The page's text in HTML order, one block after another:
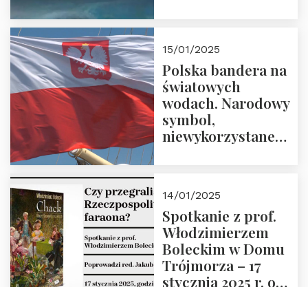
Prowadzi prof.
Zbigniew
Stawrowski
15/01/2025
Polska bandera na
światowych
wodach. Narodowy
symbol,
niewykorzystane
14/01/2025
Spotkanie z prof.
Włodzimierzem
Boleckim w Domu
Trójmorza – 17
stycznia 2025 r. o